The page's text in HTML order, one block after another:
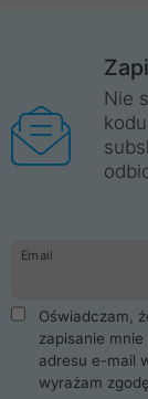
Nie
Email
Oświadczam,
zapisanie
adresu e-mail
wyrażam